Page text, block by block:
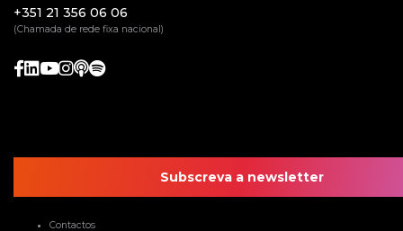
+351 21 356 06 06
(Chamada de rede fixa nacional)
Subscreva a newsletter
Contactos